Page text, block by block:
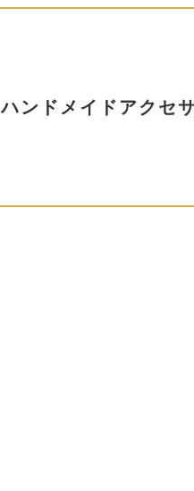
ハンドメイドアクセ